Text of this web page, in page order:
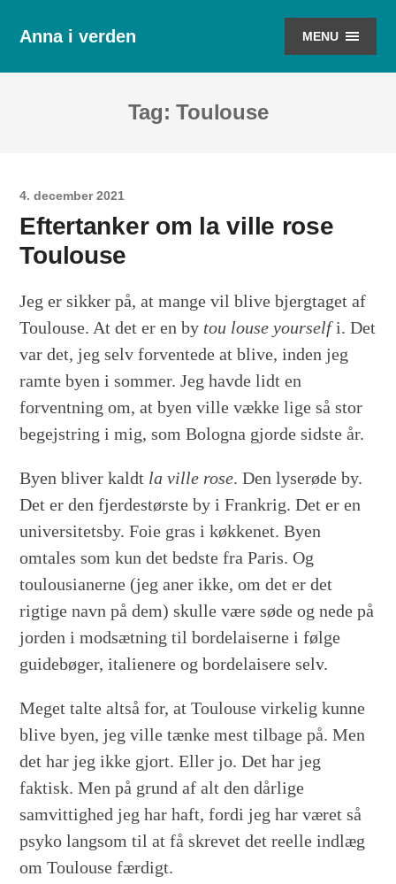
Anna i verden MENU
Tag:Toulouse
4. december 2021
Eftertanker om la ville rose
Toulouse
Jeg er sikker på, at mange vil blive bjergtaget af
Toulouse. At det er en by tou louse yourselfi. Det
var det, jeg selv forventede at blive, inden jeg
ramte byen i sommer. Jeg havde lidt en
forventning om, at byen ville vække lige så stor
begejstring i mig, som Bologna gjorde sidste år.
Byen bliver kaldt la ville rose. Den lyserøde by.
Det er den fjerdestørste by i Frankrig. Det er en
universitetsby. Foie gras i køkkenet. Byen
omtales som kun det bedste fra Paris. Og
toulousianerne (jeg aner ikke, om det er det
rigtige navn på dem) skulle være søde og nede på
jorden i modsætning til bordelaiserne i følge
guidebøger, italienere og bordelaisere selv.
Meget talte altså for, at Toulouse virkelig kunne
blive byen, jeg ville tænke mest tilbage på. Men
det har jeg ikke gjort. Eller jo. Det har jeg
faktisk. Men på grund af alt den dårlige
samvittighed jeg har haft, fordi jeg har været så
psyko langsom til at få skrevet det reelle indlæg
om Toulouse færdigt.